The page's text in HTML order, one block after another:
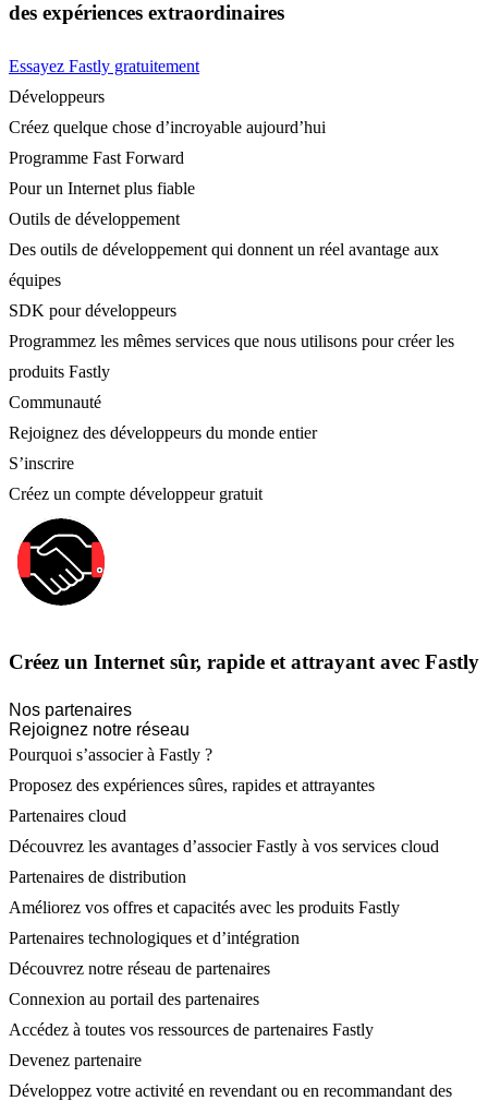
des expériences extraordinaires
Essayez Fastly gratuitement
Développeurs
Créez quelque chose d’incroyable aujourd’hui
Programme Fast Forward
Pour un Internet plus fiable
Outils de développement
Des outils de développement qui donnent un réel avantage aux
équipes
SDK pour développeurs
Programmez les mêmes services que nous utilisons pour créer les
produits Fastly
Communauté
Rejoignez des développeurs du monde entier
S’inscrire
Créez un compte développeur gratuit
Créez un Internet sûr, rapide et attrayant avec Fastly
Nos partenaires
Rejoignez notre réseau
Pourquoi s’associer à Fastly ?
Proposez des expériences sûres, rapides et attrayantes
Partenaires cloud
Découvrez les avantages d’associer Fastly à vos services cloud
Partenaires de distribution
Améliorez vos offres et capacités avec les produits Fastly
Partenaires technologiques et d’intégration
Découvrez notre réseau de partenaires
Connexion au portail des partenaires
Accédez à toutes vos ressources de partenaires Fastly
Devenez partenaire
Développez votre activité en revendant ou en recommandant des